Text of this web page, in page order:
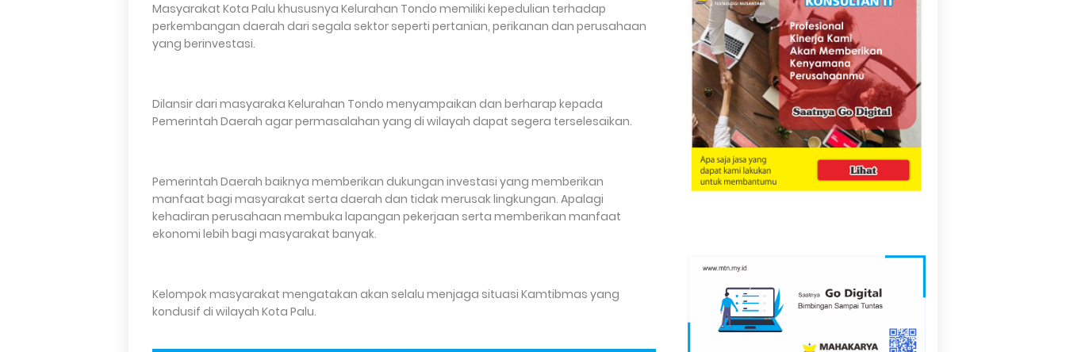
Masyarakat Kota Palu khususnya Kelurahan Tondo memiliki kepedulian terhadap
perkembangan daerah dari segala sektor seperti pertanian, perikanan dan perusahaan
yang berinvestasi.
Dilansir dari masyaraka Kelurahan Tondo menyampaikan dan berharap kepada
Pemerintah Daerah agar permasalahan yang di wilayah dapat segera terselesaikan.
Pemerintah Daerah baiknya memberikan dukungan investasi yang memberikan
manfaat bagi masyarakat serta daerah dan tidak merusak lingkungan. Apalagi
kehadiran perusahaan membuka lapangan pekerjaan serta memberikan manfaat
ekonomi lebih bagi masyarakat banyak.
Kelompok masyarakat mengatakan akan selalu menjaga situasi Kamtibmas yang
kondusif di wilayah Kota Palu.